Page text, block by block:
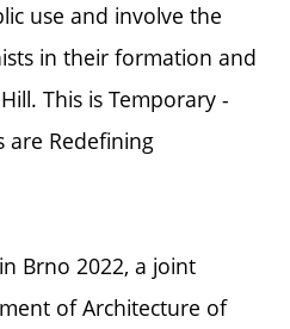
use and involve the
in their formation and
This is Temporary -
are Redefining
Brno 2022, a joint
of Architecture of